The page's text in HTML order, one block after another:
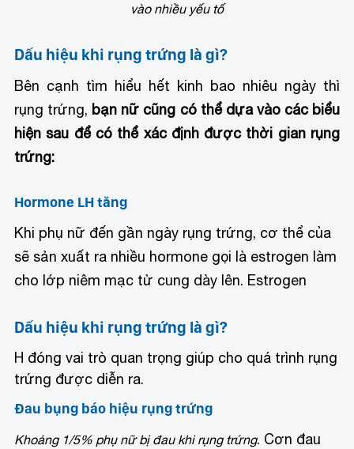
vào nhiều yếu tố
Dấu hiệu khi rụng trứng là gì?
Bên cạnh tìm hiểu hết kinh bao nhiêu ngày thì
rụng trứng, bạn nữ cũng có thể dựa vào các biểu
hiện sau để có thể xác định được thời gian rụng
trứng:
Hormone LH tăng
Khi phụ nữ đến gần ngày rụng trứng, cơ thể của
sẽ sản xuất ra nhiều hormone gọi là estrogen làm
cho lớp niêm mạc tử cung dày lên. Estrogen
Dấu hiệu khi rụng trứng là gì?
H đóng vai trò quan trọng giúp cho quá trình rụng
trứng được diễn ra.
Đau bụng báo hiệu rụng trứng
Khoảng 1/5% phụ nữ bị đau khi rụng trứng. Cơn đau